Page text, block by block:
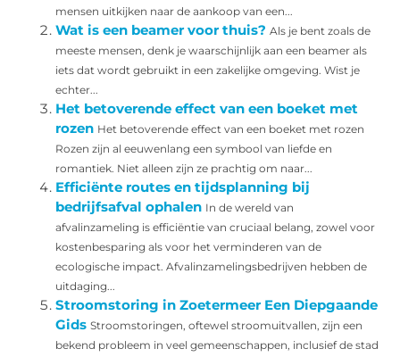
mensen uitkijken naar de aankoop van een...
Wat is een beamer voor thuis? Als je bent zoals de
meeste mensen, denk je waarschijnlijk aan een beamer als
iets dat wordt gebruikt in een zakelijke omgeving. Wist je
echter...
Het betoverende effect van een boeket met
rozen Het betoverende effect van een boeket met rozen
Rozen zijn al eeuwenlang een symbool van liefde en
romantiek. Niet alleen zijn ze prachtig om naar...
Efficiënte routes en tijdsplanning bij
bedrijfsafval ophalen In de wereld van
afvalinzameling is efficiëntie van cruciaal belang, zowel voor
kostenbesparing als voor het verminderen van de
ecologische impact. Afvalinzamelingsbedrijven hebben de
uitdaging...
Stroomstoring in Zoetermeer Een Diepgaande
Gids Stroomstoringen, oftewel stroomuitvallen, zijn een
bekend probleem in veel gemeenschappen, inclusief de stad